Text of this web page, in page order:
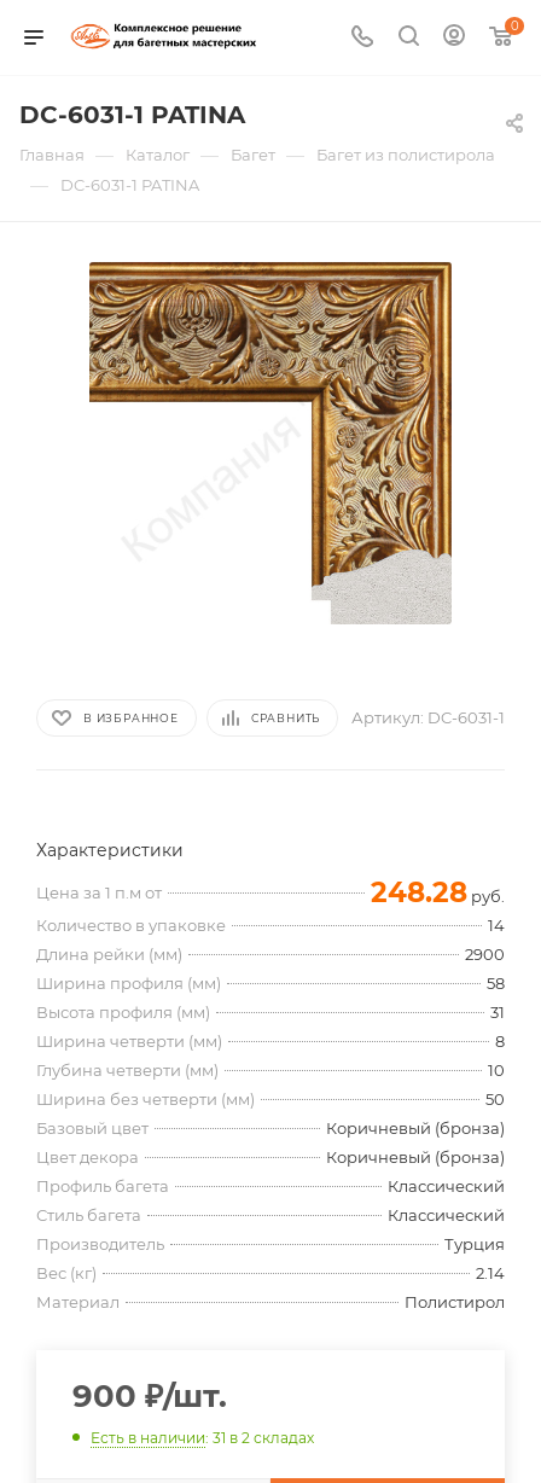
0
DC-6031-1 PATINA
Главная — Каталог — Багет — Багет из полистирола
— DC-6031-1 PATINA
В ИЗБРАННОЕ СРАВНИТЬ Артикул: DC-6031-1
Характеристики
Цена за 1 п.м от 248.28 руб.
Количество в упаковке
14
Длина рейки (мм)
2900
Ширина профиля (мм)
58
Высота профиля (мм)
31
Ширина четверти (мм)
8
Глубина четверти (мм)
10
Ширина без четверти (мм)
50
Базовый цвет
Коричневый (бронза)
Цвет декора
Коричневый (бронза)
Профиль багета
Классический
Стиль багета
Классический
Производитель
Турция
Вес (кг)
2.14
Материал
Полистирол
900 ₽/шт.
Есть в наличии: 31 в 2 складах